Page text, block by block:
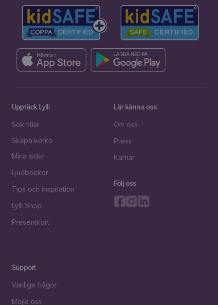
Upptäck Lylli
Sök titlar
Skapa konto
Mina sidor
Ljudböcker
Tips och inspiration
Lylli Shop
Presentkort
Lär känna oss
Om oss
Press
Karriär
Följ oss
Support
Vanliga frågor
Mejla oss